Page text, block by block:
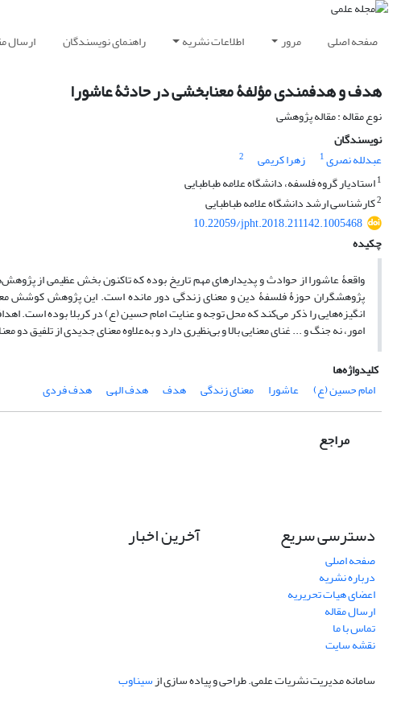
صفحه اصلی مرور اطلاعات نشریه راهنمای نویسندگان ارسال
هدف و هدفمندی مؤلفۀ معنابخشی در حادثۀ عاشورا
نوع مقاله : مقاله پژوهشی
نویسندگان
عبدلله نصری1 زهرا کریمی
2
1استادیار گروه فلسفه، دانشگاه علامه طباطبایی
2کارشناسی ارشد دانشگاه علامه طباطبایی
10.22059/jpht.2018.211142.1005468
چکیده
واقعۀ عاشورا از حوادث و پدیدارهای مهم تاریخ بوده که تاکنون بخش عظیمی از
پژوهشگران حوزۀ فلسفۀ دین و معنای زندگی دور مانده است. این پژوهش کوشش
انگیزه‌هایی را ذکر می‌کند که محل توجه و عنایت امام حسین (ع) در کربلا بوده است.
امور، نه جنگ و ... غنای معنایی بالا و بی‌نظیری دارد و به‌علاوه معنای جدیدی از تلفیق
کلیدواژه‌ها
امام حسین (ع)
عاشورا معنای زندگی هدف هدف الهی هدف فردی
مراجع
دسترسی سریع
صفحه اصلی
درباره نشریه
اعضای هیات تحریریه
ارسال مقاله
تماس با ما
نقشه سایت
آخرین اخبار
سامانه مدیریت نشریات علمی.طراحی و پیاده سازی ازسیناوب